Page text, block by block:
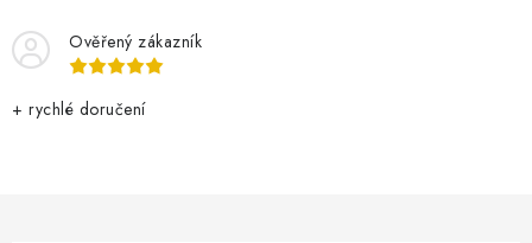
Ověřený zákazník
+ rychlé doručení